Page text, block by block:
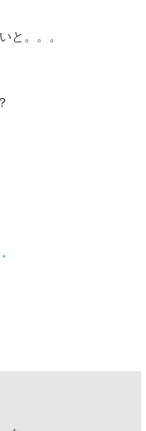
と。。。